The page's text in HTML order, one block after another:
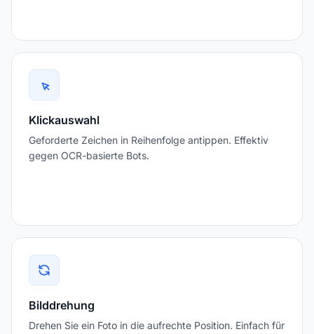
Klickauswahl
Geforderte Zeichen in Reihenfolge antippen. Effektiv
gegen OCR-basierte Bots.
Bilddrehung
Drehen Sie ein Foto in die aufrechte Position. Einfach für